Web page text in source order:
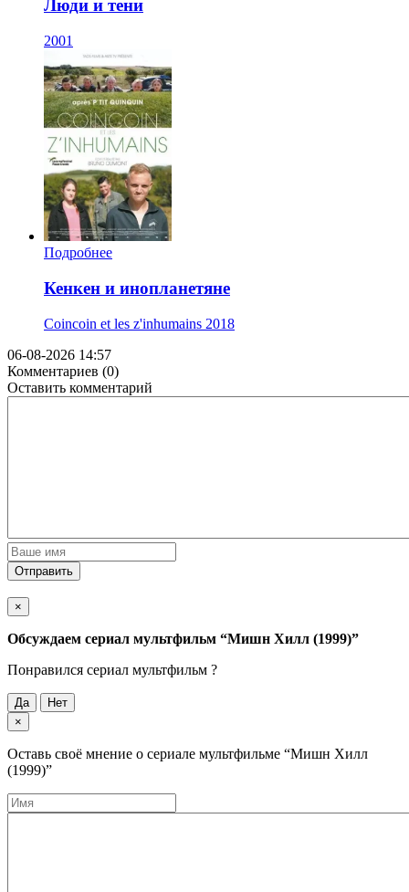
Люди и тени
2001
Подробнее
Кенкен и инопланетяне
Coincoin et les z'inhumains 2018
06-08-2026 14:57
Комментариев (0)
Оставить комментарий
Отправить
×
Обсуждаем cериал мультфильм “Мишн Хилл (1999)”
Понравился cериал мультфильм ?
Да
Нет
×
Оставь своё мнение о cериале мультфильме “Мишн Хилл
(1999)”